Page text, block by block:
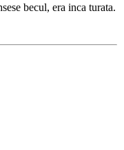
becul, era inca turata.